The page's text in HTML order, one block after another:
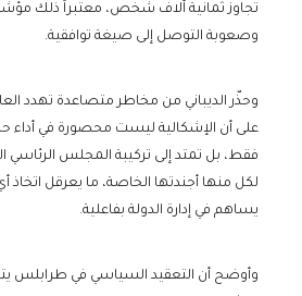
تجاوز ثمانية آلاف شخص، معتبراً ذلك
وصعوبة التوصل إلى صيغة توافقية.
وحذّر الديباني من مخاطر متصاعدة تهدد
على أن الإشكالية ليست محصورة في أداء
فقط، بل تمتد إلى تركيبة المجلس الرئاسي
لكل منها أجندتها الخاصة، ما يعرقل اتخاذ
يساهم في إدارة الدولة بفاعلية.
وأوضح أن التعقيد السياسي في طرابلس